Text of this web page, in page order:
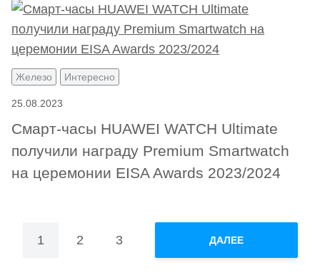
Железо Интересно
25.08.2023
Смарт-часы HUAWEI WATCH Ultimate
получили награду Premium Smartwatch
на церемонии EISA Awards 2023/2024
Пагинация
1 2 3 ДАЛЕЕ